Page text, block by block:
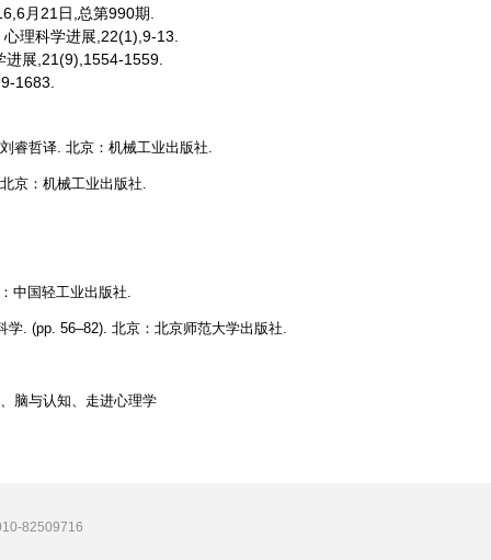
月21日,总第990期.
理科学进展,22(1),9-13.
展,21(9),1554-1559.
1683.
睿哲译. 北京：机械工业出版社.
京：机械工业出版社.
中国轻工业出版社.
. (pp. 56–82). 北京：北京师范大学出版社.
脑与认知、走进心理学
82509716